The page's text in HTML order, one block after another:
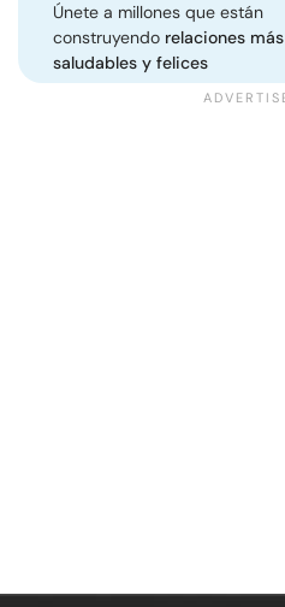
Únete a millones que están
construyendo relaciones más
saludables y felices